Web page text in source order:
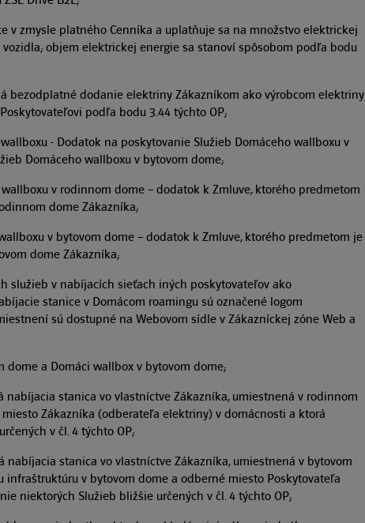
v zmysle platného Cenníka a uplatňuje sa na množstvo elektrickej
objem elektrickej energie sa stanoví spôsobom podľa bodu
bezodplatné dodanie elektriny Zákazníkom ako výrobcom elektriny
podľa bodu 3.44 týchto OP;
- Dodatok na poskytovanie Služieb Domáceho wallboxu v
Domáceho wallboxu v bytovom dome;
v rodinnom dome – dodatok k Zmluve, ktorého predmetom
dome Zákazníka;
v bytovom dome – dodatok k Zmluve, ktorého predmetom je
dome Zákazníka;
služieb v nabíjacích sieťach iných poskytovateľov ako
stanice v Domácom roamingu sú označené logom
sú dostupné na Webovom sídle v Zákazníckej zóne Web a
dome a Domáci wallbox v bytovom dome;
stanica vo vlastníctve Zákazníka, umiestnená v rodinnom
Zákazníka (odberateľa elektriny) v domácnosti a ktorá
v čl. 4 týchto OP;
nabíjacia stanica vo vlastníctve Zákazníka, umiestnená v bytovom
v bytovom dome a odberné miesto Poskytovateľa
niektorých Služieb bližšie určených v čl. 4 týchto OP;